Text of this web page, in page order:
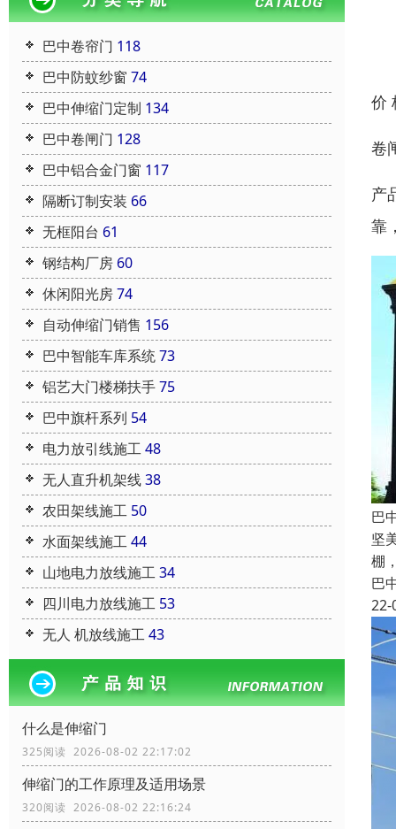
巴中卷帘门 118
巴中防蚊纱窗 74
巴中伸缩门定制 134
巴中卷闸门 128
巴中铝合金门窗 117
隔断订制安装 66
无框阳台 61
钢结构厂房 60
休闲阳光房74
自动伸缩门销售 156
巴中智能车库系统73
铝艺大门楼梯扶手75
巴中旗杆系列 54
电力放引线施工48
无人直升机架线38
农田架线施工 50
水面架线施工44
山地电力放线施工34
四川电力放线施工 53
无人 机放线施工43
什么是伸缩门
325阅读 2026-08-02 22:17:02
伸缩门的工作原理及适用场景
320阅读 2026-08-02 22:16:24
价
卷
产
靠
巴
坚
棚
巴
22-